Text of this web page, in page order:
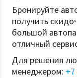
Бронируйте
получить
большой
отличный
Для решения
менеджером: